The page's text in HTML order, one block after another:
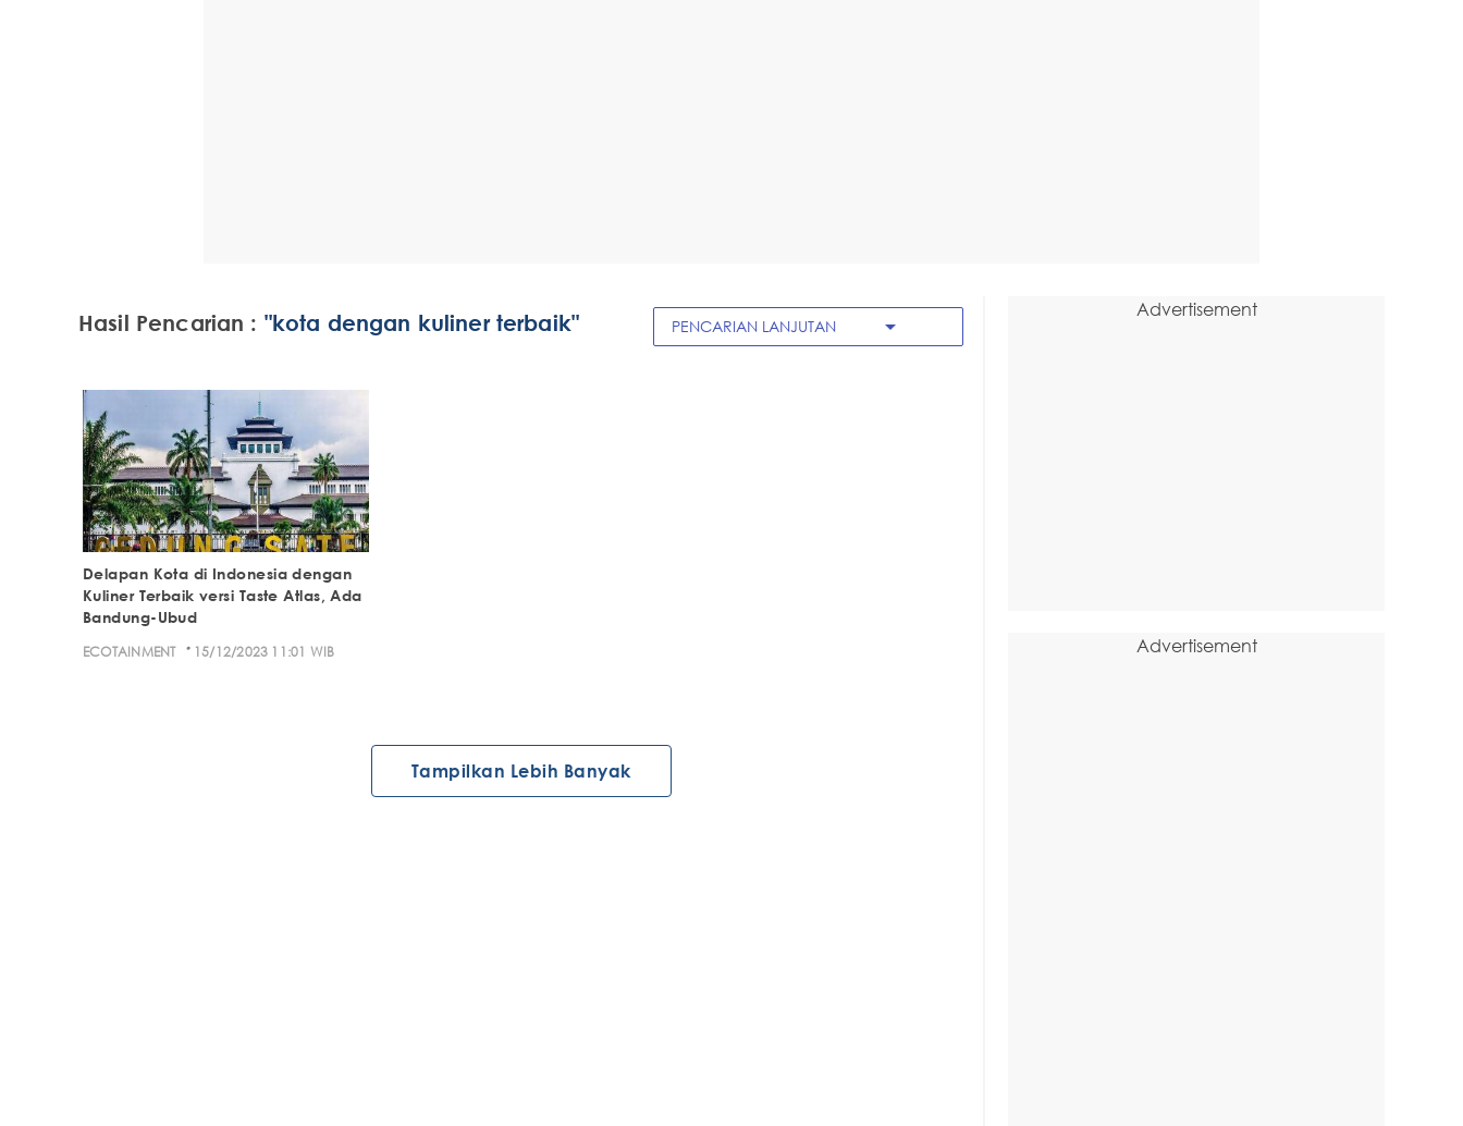
Hasil Pencarian : "kota dengan kuliner terbaik" PENCARIAN LANJUTAN arrow_drop_down
Delapan Kota di Indonesia dengan
Kuliner Terbaik versi Taste Atlas, Ada
Bandung-Ubud
ECOTAINMENT · 15/12/2023 11:01 WIB
Tampilkan Lebih Banyak
Advertisement
Advertisement